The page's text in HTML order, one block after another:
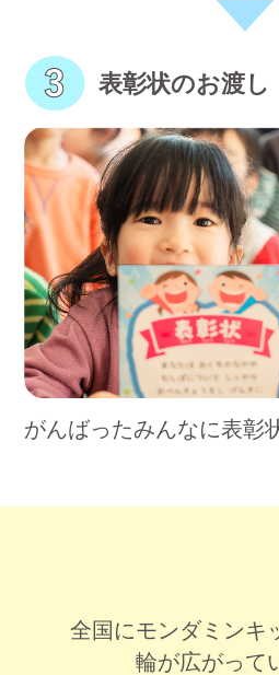
表彰状のお渡し
がんばったみんなに表彰
全国にモンダミンキ
輪が広がって